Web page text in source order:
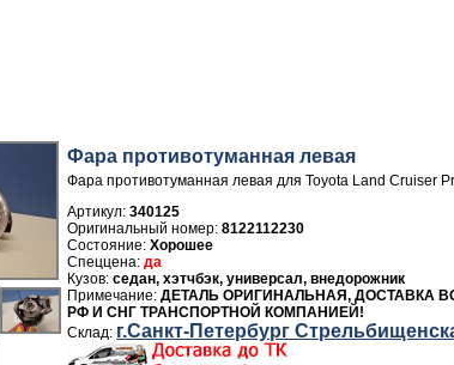
Фара противотуманная левая
Фара противотуманная левая для Toyota Land Cruiser
Артикул:340125
8122112230
Хорошее
да
седан, хэтчбэк, универсал, внедорожник
ДЕТАЛЬ ОРИГИНАЛЬНАЯ, ДОСТАВКА
РФ И СНГ ТРАНСПОРТНОЙ КОМПАНИЕЙ!
г.Санкт-Петербург